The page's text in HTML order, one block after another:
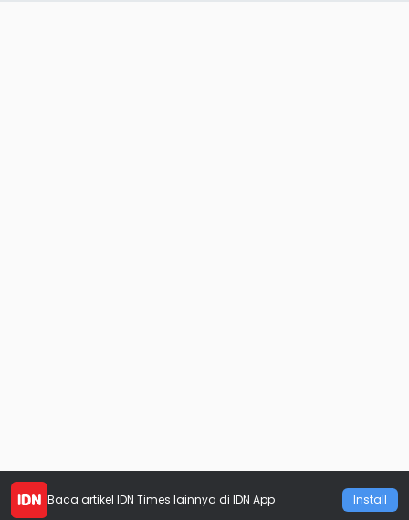
Baca artikel IDN Times lainnya di IDN App Install